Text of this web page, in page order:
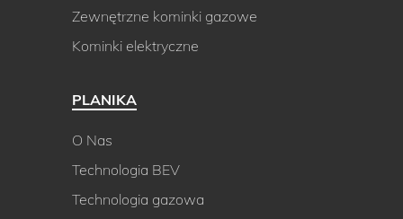
Zewnętrzne kominki gazowe
Kominki elektryczne
PLANIKA
O Nas
Technologia BEV
Technologia gazowa